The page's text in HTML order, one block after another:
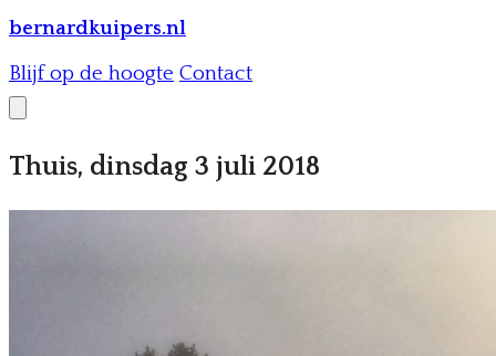
bernardkuipers.nl
Blijf op de hoogte Contact
Thuis, dinsdag 3 juli 2018